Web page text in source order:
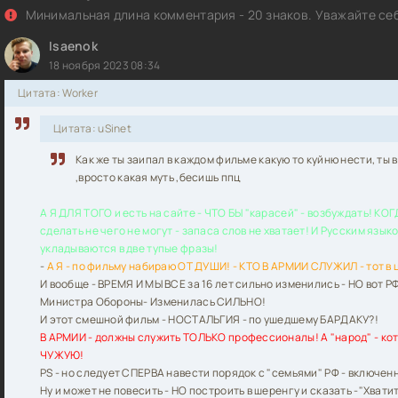
(2000) DVDRip [H.264]
- OST ДМБ (2000) [MP3|192 кб/с]<Soundtrack>
Серёгин | ДМБ - 4. Большие маневры (2011) [MP3, Сергей
и ДМБ-002 (2000) DVD5
Минимальная длина комментария - 20 знаков. Уважайте
Isaenok
18 ноября 2023 08:34
Цитата: Worker
Цитата: uSinet
Как же ты заипал в каждом фильме какую то куйню нести,
,вросто какая муть ,бесишь ппц
А Я ДЛЯ ТОГО и есть на сайте - ЧТО БЫ "карасей" - возбуждать!
сделать не чего не могут - запаса слов не хватает! И Русским
укладываются в две тупые фразы!
-А Я - по фильму набираю ОТ ДУШИ! - КТО В АРМИИ СЛУЖИЛ - тот в
И вообще - ВРЕМЯ И МЫ ВСЕ за 16 лет сильно изменились - НО вот
Министра Обороны- Изменилась СИЛЬНО!
И этот смешной фильм - НОСТАЛЬГИЯ - по ушедшему БАРДАКУ?!
В АРМИИ - должны служить ТОЛЬКО профессионалы! А "народ" -
ЧУЖУЮ!
PS - но следует СПЕРВА навести порядок с "семьями" РФ -
Ну и может не повесить - НО построить в шеренгу и сказать -